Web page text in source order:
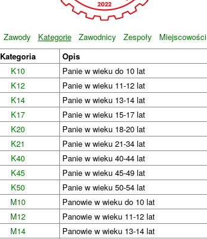
Zawody Kategorie Zawodnicy Zespoły
Miejscowości
Kategoria
Opis
K10
Panie w wieku do 10 lat
K12
Panie w wieku 11-12 lat
K14
Panie w wieku 13-14 lat
K17
Panie w wieku 15-17 lat
K20
Panie w wieku 18-20 lat
K21
Panie w wieku 21-34 lat
K40
Panie w wieku 40-44 lat
K45
Panie w wieku 45-49 lat
K50
Panie w wieku 50-54 lat
M10
Panowie w wieku do 10 lat
M12
Panowie w wieku 11-12 lat
M14
Panowie w wieku 13-14 lat